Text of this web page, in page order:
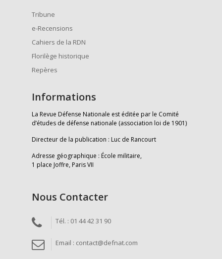
Tribune
e-Recensions
Cahiers de la RDN
Florilège historique
Repères
Informations
La Revue Défense Nationale est éditée par le Comité
d’études de défense nationale (association loi de 1901)
Directeur de la publication : Luc de Rancourt
Adresse géographique : École militaire,
1 place Joffre, Paris VII
Nous Contacter
Tél. : 01 44 42 31 90
Email : contact@defnat.com